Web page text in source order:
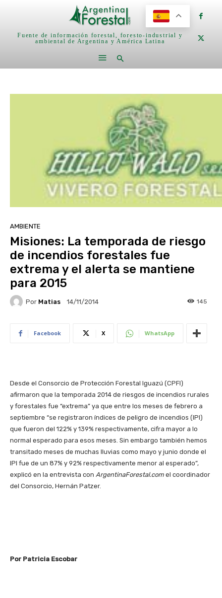
Fuente de información forestal, foresto-industrial y
ambiental de Argentina y América Latina
AMBIENTE
Misiones: La temporada de riesgo
de incendios forestales fue
extrema y el alerta se mantiene
para 2015
Por Matias 14/11/2014 145
Facebook X WhatsApp
Desde el Consorcio de Protección Forestal Iguazú (CPFI)
afirmaron que la temporada 2014 de riesgos de incendios rurales
y forestales fue “extrema” ya que entre los meses de febrero a
septiembre “se registraron índices de peligro de incendios (IPI)
que fueron del 122% y 139% respectivamente, cifra mayor a lo
normal esperado para esos meses. Sin embargo también hemos
transitado meses de muchas lluvias como mayo y junio donde el
IPI fue de un 87% y 92% respectivamente menor al esperado”,
explicó en la entrevista con ArgentinaForestal.com el coordinador
del Consorcio, Hernán Patzer.
Por Patricia Escobar